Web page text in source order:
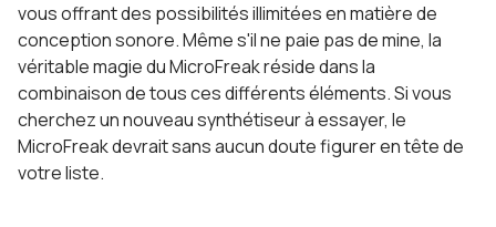
vous offrant des possibilités illimitées en matière de
conception sonore. Même s'il ne paie pas de mine, la
véritable magie du MicroFreak réside dans la
combinaison de tous ces différents éléments. Si vous
cherchez un nouveau synthétiseur à essayer, le
MicroFreak devrait sans aucun doute figurer en tête de
votre liste.